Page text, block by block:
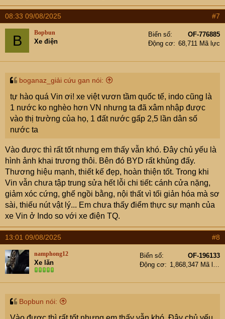
08:33 09/08/2025 #7
B Bopbun
Xe điện
Biển số
OF-776885
Động cơ
68,711 Mã lực
boganaz_giải cứu gan nói:
tự hào quá Vin ơi! xe việt vươn tầm quốc tế, indo cũng là
1 nước ko nghèo hơn VN nhưng ta đã xâm nhập được
vào thị trường của họ, 1 đất nước gấp 2,5 lần dân số
nước ta
Vào được thì rất tốt nhưng em thấy vẫn khó. Đây chủ yếu là
hình ảnh khai trương thôi. Bên đó BYD rất khủng đấy.
Thương hiệu mạnh, thiết kế đẹp, hoàn thiện tốt. Trong khi
Vin vẫn chưa tập trung sửa hết lỗi chi tiết: cánh cửa nặng,
giảm xóc cứng, ghế ngồi bằng, nội thất vì tối giản hóa mà sơ
sài, thiếu nút vật lý... Em chưa thấy điểm thực sự mạnh của
xe Vin ở Indo so với xe điện TQ.
13:01 09/08/2025 #8
namphong12
Xe lăn
Biển số
OF-196133
Động cơ
1,868,347 Mã lực
Bopbun nói: